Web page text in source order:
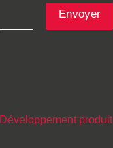
Envoyer
Développement produit